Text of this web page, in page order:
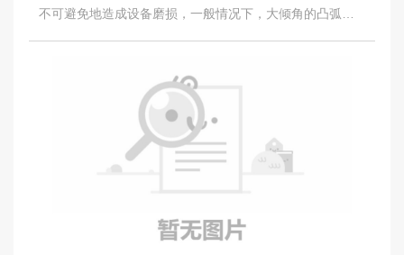
题，因此选择输送机时要谨慎考虑，要选择和输送物料达
到相匹配的效果。 英大螺旋输送机输送完物料时，机内
必有杂质存在，如果不进行进行必要的清理也会导致残留
的大杂质或者纤维杂质引起堵塞，因此为减少堵料的发
生，输送物料时应对机器内部进行清理。 英大输送机的
轴承是较易出现堵料问题的，因此为减少堵料故障的产生
警；加大出料口或加长料槽端部，可以有效解决排料不畅
不可避免地造成设备磨损，一般情况下，大倾角的凸弧段
的托辊是个常坏的问题，遇到角度大，输送量大和功率大
时我们把它改成一个小滚筒；另外，大倾角皮带输送机的
裙边主要是在过滚筒时和过托带轮时经常反复折合造成损
坏的，毕竟是橡胶的，质量好的胶带还好一点；再就是胶
带在回程段的时候，经常在下托辊上直接磨擦，也是造成
的话，胶带一跑偏，裙边就在小托带辊上硬拉，更易造成